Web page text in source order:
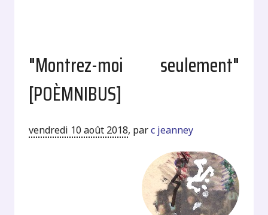
"Montrez-moi seulement"
[POÈMNIBUS]
vendredi 10 août 2018, parc jeanney